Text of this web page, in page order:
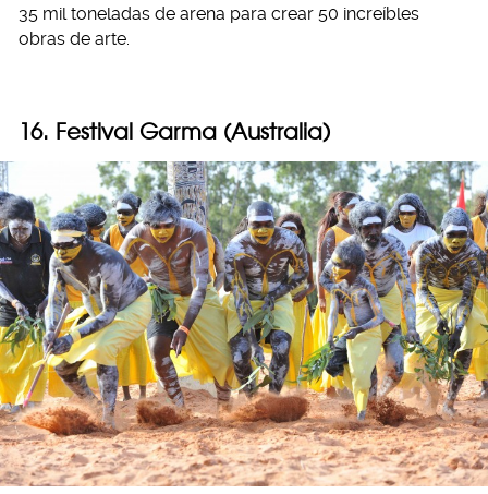
35 mil toneladas de arena para crear 50 increíbles
obras de arte.
16. Festival Garma (Australia)